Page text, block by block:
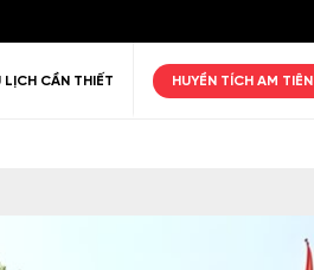
CẦN THIẾT HUYỀN TÍCH AM TIÊN